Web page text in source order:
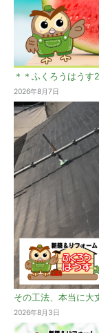
＊＊ふくろうはうす
2026年8月7日
その工法、本当に大
2026年8月3日